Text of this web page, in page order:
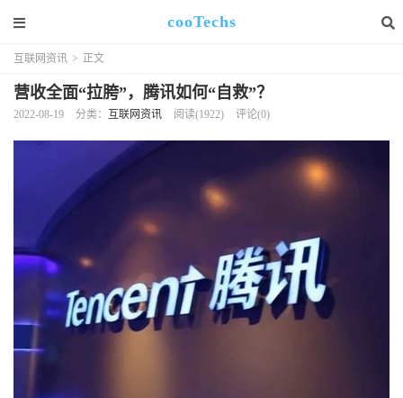
cooTechs
互联网资讯 > 正文
营收全面“拉胯”，腾讯如何“自救”？
2022-08-19 分类： 互联网资讯 阅读(1922) 评论(0)